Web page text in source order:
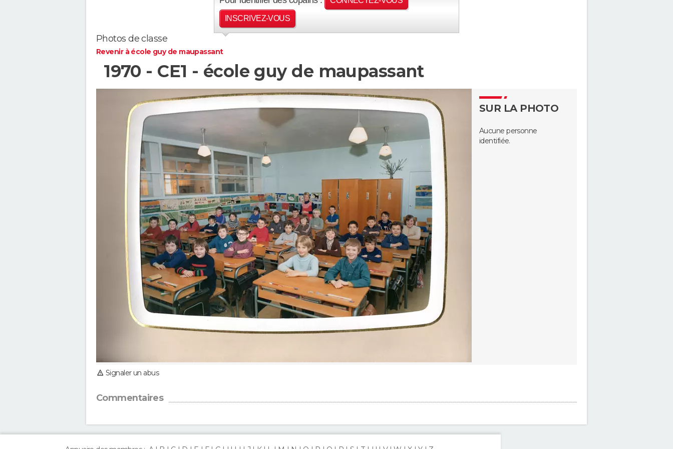
INSCRIVEZ-VOUS
Photos de classe
Revenir à école guy de maupassant
1970 - CE1 - école guy de maupassant
SUR LA PHOTO
Aucune personne
identifiée.
Signaler un abus
Commentaires